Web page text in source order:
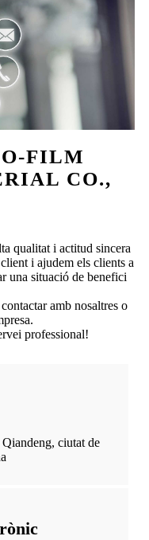
FILM
CO.,
qualitat i actitud sincera
i ajudem els clients a
una situació de benefici
amb nosaltres o
professional!
ciutat de